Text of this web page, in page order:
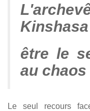
être le
au chaos
Le seul recours